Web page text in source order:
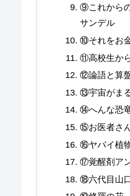
⑨これから
サンデル
⑩それをお
⑪高校生か
⑫論語と算
⑬宇宙がま
⑭へんな恐
⑮お医者さ
⑯ヤバイ植
⑰覚醒剤ア
⑱六代目山